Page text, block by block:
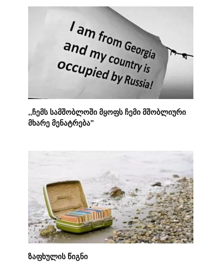
,,ჩემს სამშობლოში მყოფს ჩემი მშობლიური
მხარე მენატრება”
ზაფხულის წიგნი